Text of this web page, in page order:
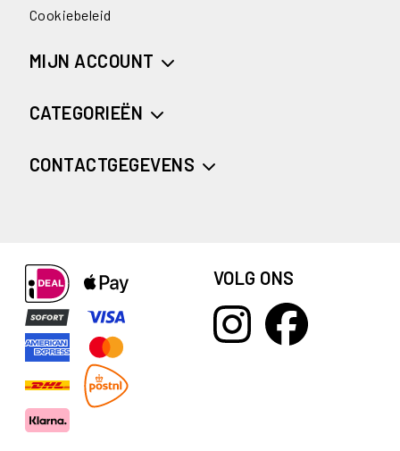
Cookiebeleid
MIJN ACCOUNT
CATEGORIEËN
CONTACTGEGEVENS
VOLG ONS